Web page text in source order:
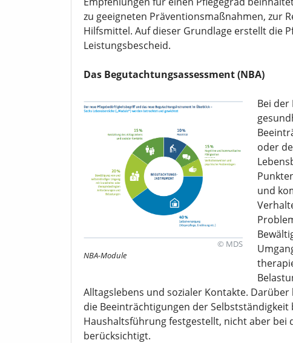
zu geeigneten Präventionsmaßnahmen, zur
Hilfsmittel. Auf dieser Grundlage erstellt die
Leistungsbescheid.
Das Begutachtungsassessment (NBA)
© MDS
NBA-Module
Bei
oder
und
Alltagslebens und sozialer Kontakte.
die Beeinträchtigungen der
Haushaltsführung festgestellt, nicht aber bei
berücksichtigt.